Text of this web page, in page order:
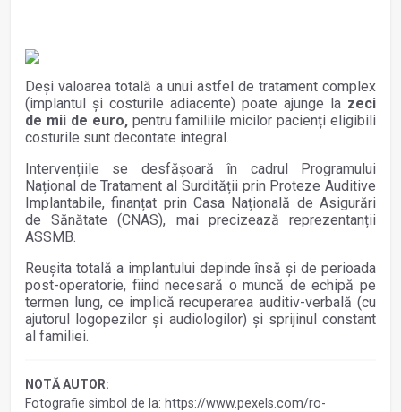
Deși valoarea totală a unui astfel de tratament complex
(implantul și costurile adiacente) poate ajunge la zeci
de mii de euro,pentru familiile micilor pacienți eligibili
costurile sunt decontate integral.
Intervențiile se desfășoară în cadrul Programului
Național de Tratament al Surdității prin Proteze Auditive
Implantabile, finanțat prin Casa Națională de Asigurări
de Sănătate (CNAS), mai precizează reprezentanții
ASSMB.
Reușita totală a implantului depinde însă și de perioada
post-operatorie, fiind necesară o muncă de echipă pe
termen lung, ce implică recuperarea auditiv-verbală (cu
ajutorul logopezilor și audiologilor) și sprijinul constant
al familiei.
NOTĂ AUTOR:
Fotografie simbol de la: https://www.pexels.com/ro-